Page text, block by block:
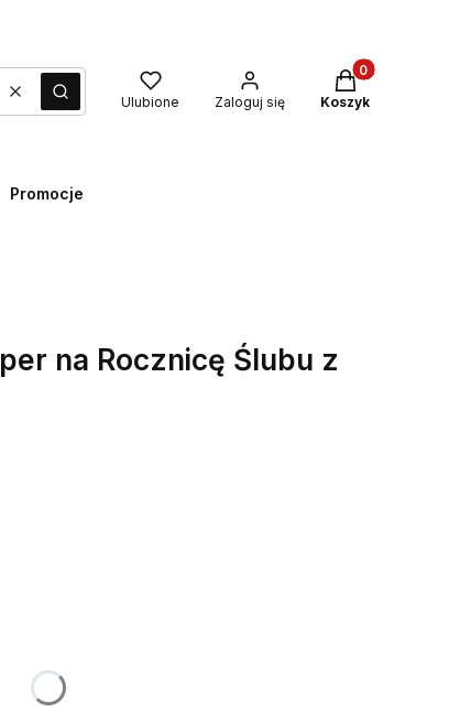
WyczyśćSzukaj Ulubione Zaloguj się
Produkty w
Koszyk
Promocje
na Rocznicę Ślubu z